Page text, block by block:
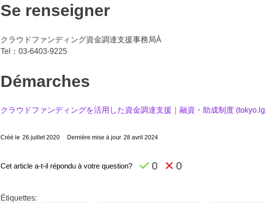
Se renseigner
クラウドファンディング資金調達支援事務局À
Tel：03-6403-9225
Démarches
クラウドファンディングを活用した資金調達支援｜融資・助成制度
Créé le 26 juillet 2020 Dernière mise à jour 28 avril 2024
Cet article a-t-il répondu à votre question? 0 0
Étiquettes: